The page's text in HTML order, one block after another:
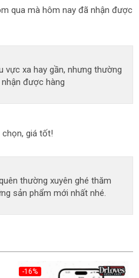
qua mà hôm nay đã nhận được
vực xa hay gần, nhưng thường
được hàng
giá tốt!
thường xuyên ghé thăm
sản phẩm mới nhất nhé.
-16%